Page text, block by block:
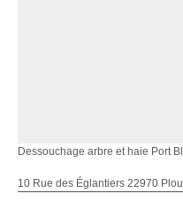
Dessouchage arbre et haie Port
10 Rue des Églantiers 22970